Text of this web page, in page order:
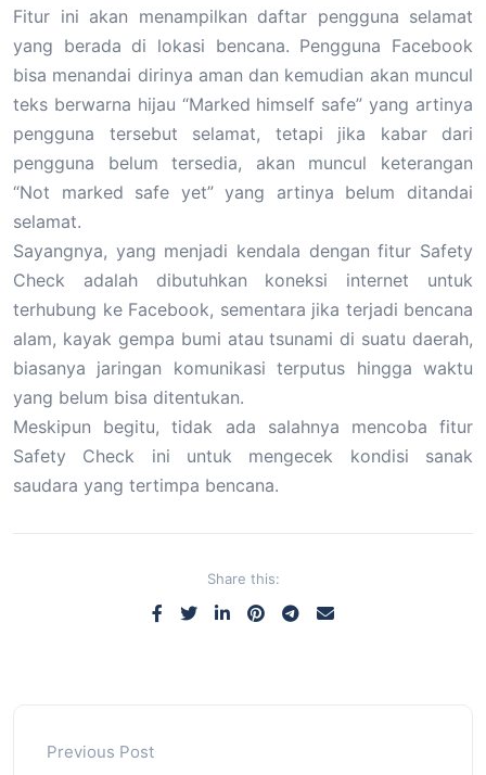
Fitur ini akan menampilkan daftar pengguna selamat
yang berada di lokasi bencana. Pengguna Facebook
bisa menandai dirinya aman dan kemudian akan muncul
teks berwarna hijau “Marked himself safe” yang artinya
pengguna tersebut selamat, tetapi jika kabar dari
pengguna belum tersedia, akan muncul keterangan
“Not marked safe yet” yang artinya belum ditandai
selamat.
Sayangnya, yang menjadi kendala dengan fitur Safety
Check adalah dibutuhkan koneksi internet untuk
terhubung ke Facebook, sementara jika terjadi bencana
alam, kayak gempa bumi atau tsunami di suatu daerah,
biasanya jaringan komunikasi terputus hingga waktu
yang belum bisa ditentukan.
Meskipun begitu, tidak ada salahnya mencoba fitur
Safety Check ini untuk mengecek kondisi sanak
saudara yang tertimpa bencana.
Share this:
Previous Post